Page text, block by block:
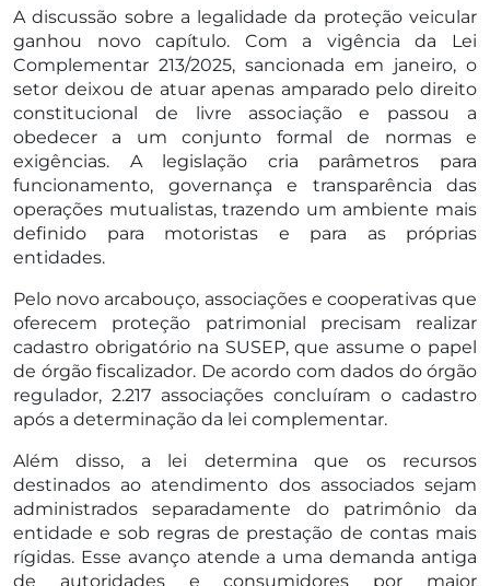
A discussão sobre a legalidade da proteção veicular
ganhou novo capítulo. Com a vigência da Lei
Complementar 213/2025, sancionada em janeiro, o
setor deixou de atuar apenas amparado pelo direito
constitucional de livre associação e passou a
obedecer a um conjunto formal de normas e
exigências. A legislação cria parâmetros para
funcionamento, governança e transparência das
operações mutualistas, trazendo um ambiente mais
definido para motoristas e para as próprias
entidades.
Pelo novo arcabouço, associações e cooperativas que
oferecem proteção patrimonial precisam realizar
cadastro obrigatório na SUSEP, que assume o papel
de órgão fiscalizador. De acordo com dados do órgão
regulador, 2.217 associações concluíram o cadastro
após a determinação da lei complementar.
Além disso, a lei determina que os recursos
destinados ao atendimento dos associados sejam
administrados separadamente do patrimônio da
entidade e sob regras de prestação de contas mais
rígidas. Esse avanço atende a uma demanda antiga
de autoridades e consumidores por maior